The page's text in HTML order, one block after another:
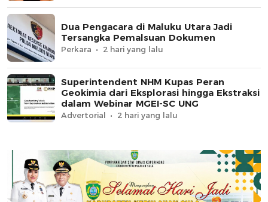
Dua Pengacara di Maluku Utara Jadi
Tersangka Pemalsuan Dokumen
Perkara 2 hari yang lalu
Superintendent NHM Kupas Peran
Geokimia dari Eksplorasi hingga Ekstraksi
dalam Webinar MGEI-SC UNG
Advertorial 2 hari yang lalu